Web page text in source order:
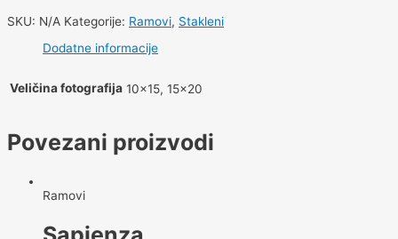
SKU: N/A Kategorije: Ramovi, Stakleni
Dodatne informacije
Veličina fotografija 10×15, 15×20
Povezani proizvodi
Ramovi